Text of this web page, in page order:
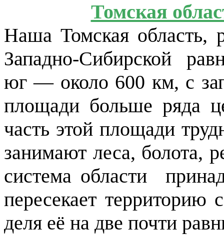
Томская
Наша Томская область,
Западно-Сибирской
юг — около 600 км, с
площади больше ряда
часть этой площади
занимают леса, болота,
система области
пересекает территорию
деля её на две почти